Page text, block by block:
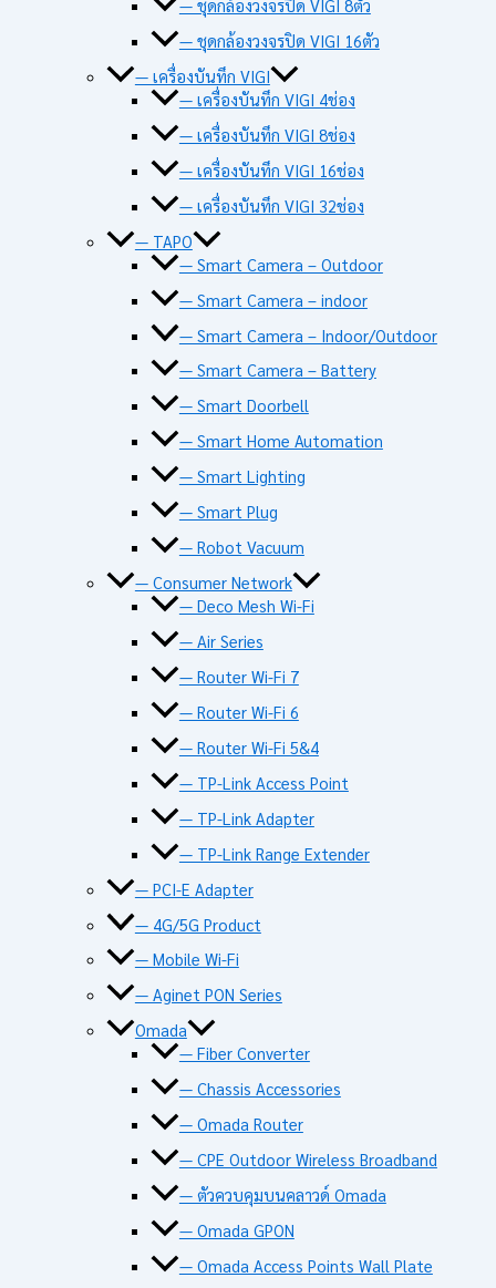
— ชุดกล้องวงจรปิด VIGI 8ตัว
— ชุดกล้องวงจรปิด VIGI 16ตัว
— เครื่องบันทึก VIGI
— เครื่องบันทึก VIGI 4ช่อง
— เครื่องบันทึก VIGI 8ช่อง
— เครื่องบันทึก VIGI 16ช่อง
— เครื่องบันทึก VIGI 32ช่อง
— TAPO
— Smart Camera – Outdoor
— Smart Camera – indoor
— Smart Camera – Indoor/Outdoor
— Smart Camera – Battery
— Smart Doorbell
— Smart Home Automation
— Smart Lighting
— Smart Plug
— Robot Vacuum
— Consumer Network
— Deco Mesh Wi-Fi
— Air Series
— Router Wi-Fi 7
— Router Wi-Fi 6
— Router Wi-Fi 5&4
— TP-Link Access Point
— TP-Link Adapter
— TP-Link Range Extender
— PCI-E Adapter
— 4G/5G Product
— Mobile Wi-Fi
— Aginet PON Series
Omada
— Fiber Converter
— Chassis Accessories
— Omada Router
— CPE Outdoor Wireless Broadband
— ตัวควบคุมบนคลาวด์ Omada
— Omada GPON
— Omada Access Points Wall Plate